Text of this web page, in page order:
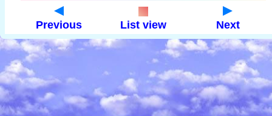
Previous List view Next